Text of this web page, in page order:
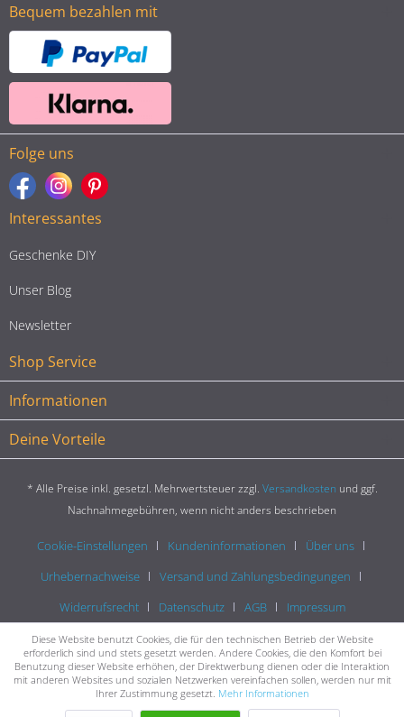
Bequem bezahlen mit
Folge uns
Interessantes
Geschenke DIY
Unser Blog
Newsletter
Shop Service
Informationen
Deine Vorteile
* Alle Preise inkl. gesetzl. Mehrwertsteuer zzgl. Versandkosten und ggf.
Nachnahmegebühren, wenn nicht anders beschrieben
Cookie-Einstellungen Kundeninformationen
Über uns
Urhebernachweise
Versand und Zahlungsbedingungen
Widerrufsrecht
Datenschutz AGB Impressum
Diese Website benutzt Cookies, die für den technischen Betrieb der Website
erforderlich sind und stets gesetzt werden. Andere Cookies, die den Komfort bei
Benutzung dieser Website erhöhen, der Direktwerbung dienen oder die Interaktion
mit anderen Websites und sozialen Netzwerken vereinfachen sollen, werden nur mit
Ihrer Zustimmung gesetzt. Mehr Informationen